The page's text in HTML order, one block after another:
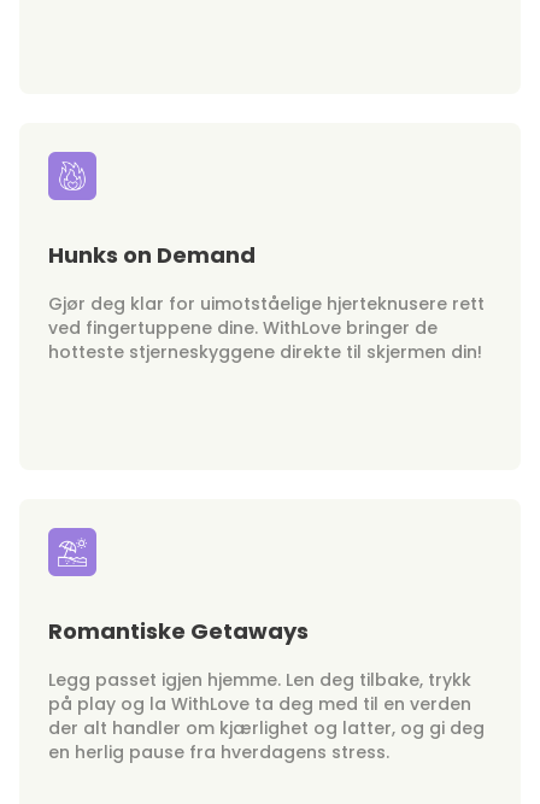
Hunks on Demand
Gjør deg klar for uimotståelige hjerteknusere rett
ved fingertuppene dine. WithLove bringer de
hotteste stjerneskyggene direkte til skjermen din!
Romantiske Getaways
Legg passet igjen hjemme. Len deg tilbake, trykk
på play og la WithLove ta deg med til en verden
der alt handler om kjærlighet og latter, og gi deg
en herlig pause fra hverdagens stress.